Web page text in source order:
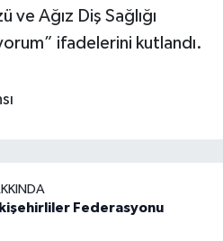
ve Ağız Diş Sağlığı
ifadelerini kutlandı.
Federasyonu